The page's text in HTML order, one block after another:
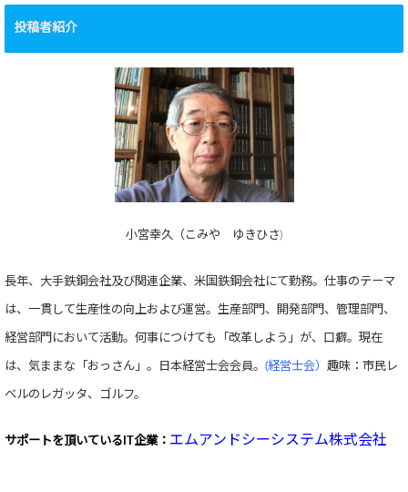
投稿者紹介
小宮幸久（こみや ゆきひさ)
長年、大手鉄鋼会社及び関連企業、米国鉄鋼会社にて勤務。仕事のテーマ
は、一貫して生産性の向上および運営。生産部門、開発部門、管理部門、
経営部門において活動。何事につけても「改革しよう」が、口癖。現在
は、気ままな「おっさん」。日本経営士会会員。 (経営士会） 趣味：市民レ
ベルのレガッタ、ゴルフ。
サポートを頂いている IT企業： エムアンドシーシステム株式会社